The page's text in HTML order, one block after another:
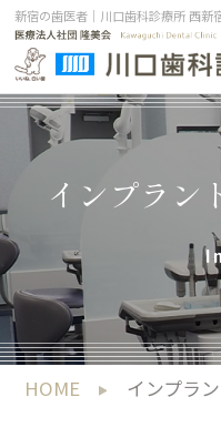
新宿の歯医者｜川口歯科診療所 西新
インプラ
HOME インプラ